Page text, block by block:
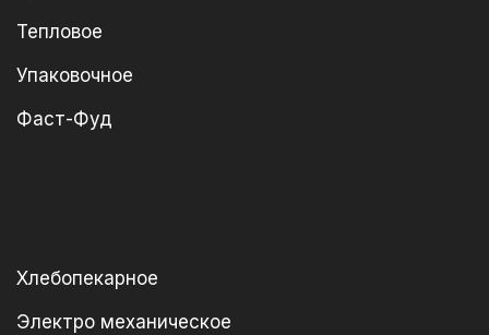
Тепловое
Упаковочное
Фаст-Фуд
Хлебопекарное
Электро механическое